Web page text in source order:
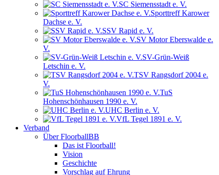
SC Siemensstadt e. V.
Sporttreff Karower
Dachse e. V.
SSV Rapid e. V.
SV Motor Eberswalde e.
V.
SV-Grün-Weiß
Letschin e. V.
TSV Rangsdorf 2004 e.
V.
TuS
Hohenschönhausen 1990 e. V.
UHC Berlin e. V.
VfL Tegel 1891 e. V.
Verband
Über FloorballBB
Das ist Floorball!
Vision
Geschichte
Vorschlag auf Ehrung